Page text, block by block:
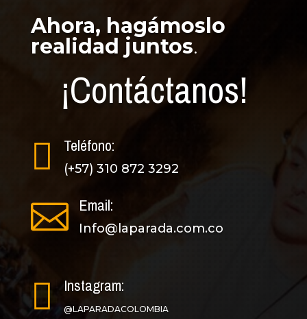
Ahora, hagámoslo
realidad juntos.
¡Contáctanos!
 Teléfono:
(+57) 310 872 3292
 Email:
Info@laparada.com.co
 Instagram:
@LAPARADACOLOMBIA